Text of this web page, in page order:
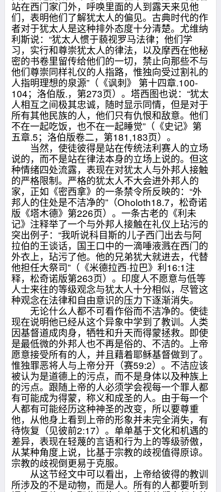
站在西门家门外，呼唤里面的人到露天来见他
们，表明他们了解犹太人的偏见。古典时代的作
者对于犹太人是这种排外态度十分清楚。尤维纳
利斯说：“犹太人惯于藐视罗马法律；他们学
习，实行和尊崇犹太人的律法，以及摩西在他秘
密的书卷里留传给他们的一切，禁止向那些不与
他们尊崇同样礼仪的人指路，惟独向受过割礼的
人指明理想的泉源”（《讽刺》 第十四章.100-
104；洛伯版.，第273页）。塔西图也说：“犹太
人相互之间极其忠诚，随时显示同情，但是对于
所有其他民族的人，他们只有仇恨和敌意。他们
不在一起吃饭，也不在一起睡觉”（《史记》第
五章.5；洛伯版卷二，第181,183页）。
当然，使徒彼得是站在传统法利赛人的立场
说的，而不是站在律法本身的立场上说的。但这
种情绪四处流露，表现在对犹太人与外邦人接触
的严格限制。严格的犹太人不大会进外邦人的
家，正如《密西拿》的一条禁令所反映的：“外
邦人的住处是不洁净的”（Oholoth18.7，松奇诺
版《塔木德》第226页）。一条古老的《利未
记》注释举了一个与外邦人接触在礼仪上玷污的
突出例子：“我听说科目斯的儿子西门出去与阿
拉伯的王谈话，国王口中的一滴唾液溅在西门的
外衣上，玷污了他。他的兄弟犹大就进去，代替
他担任大祭司”（《米德拉西·拉巴》利16:1注
释，松奇诺版第263页）。印度人不愿意与低等
人士来往的等级观念与犹太人十分相似，尽管这
种观念在法律和自由意识的压力下逐渐消失。
无论什么人都不可看作俗而不洁净的。使徒
现在说明他已经从这个异象中学到了教训。人类
因基督道成肉身，牺牲和升天而得蒙拯救。即使
是最低微的外邦人也不再是俗的、不洁的。上帝
愿意接受所有的人，并且藉着耶稣基督做到了。
惟独罪恶将人与上帝分开（赛59:2）。不洁应该
被认为是道德上的污点，而不是身体以及种族上
的污点。跟随上帝的人必须学会视每一个罪人都
有可能成为得蒙，称义和成圣的人。由于每一个
人都有可能经历这种神圣的改变，所以要尊重
他，从他身上看到上帝的形象并未完全消失，有
待恢复（见彼前2:17）。单单基于文化和机遇的
差异，表现在轻蔑的言语和行为上的等级骄傲，
从某种角度上说，比基于宗教的歧视值得原谅。
宗教的歧视倒更易于克服。
从这节经文中可以看出，上帝给彼得的教训
所涉及的不是动物，而是人。所有的人都要听到